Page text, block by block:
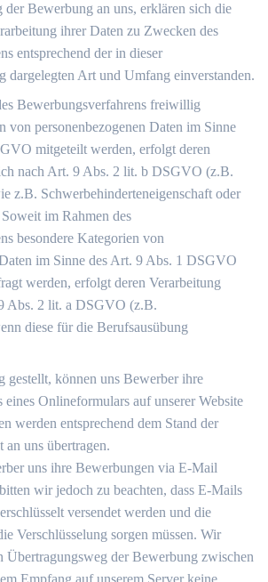
Bewerbung an uns, erklären sich die
ihrer Daten zu Zwecken des
entsprechend der in dieser
dargelegten Art und Umfang einverstanden.
Bewerbungsverfahrens freiwillig
von personenbezogenen Daten im Sinne
mitgeteilt werden, erfolgt deren
nach Art. 9 Abs. 2 lit. b DSGVO (z.B.
z.B. Schwerbehinderteneigenschaft oder
im Rahmen des
besondere Kategorien von
im Sinne des Art. 9 Abs. 1 DSGVO
werden, erfolgt deren Verarbeitung
Abs. 2 lit. a DSGVO (z.B.
diese für die Berufsausübung
gestellt, können uns Bewerber ihre
Onlineformulars auf unserer Website
werden entsprechend dem Stand der
an uns übertragen.
uns ihre Bewerbungen via E-Mail
wir jedoch zu beachten, dass E-Mails
versendet werden und die
Verschlüsselung sorgen müssen. Wir
Übertragungsweg der Bewerbung zwischen
Empfang auf unserem Server keine